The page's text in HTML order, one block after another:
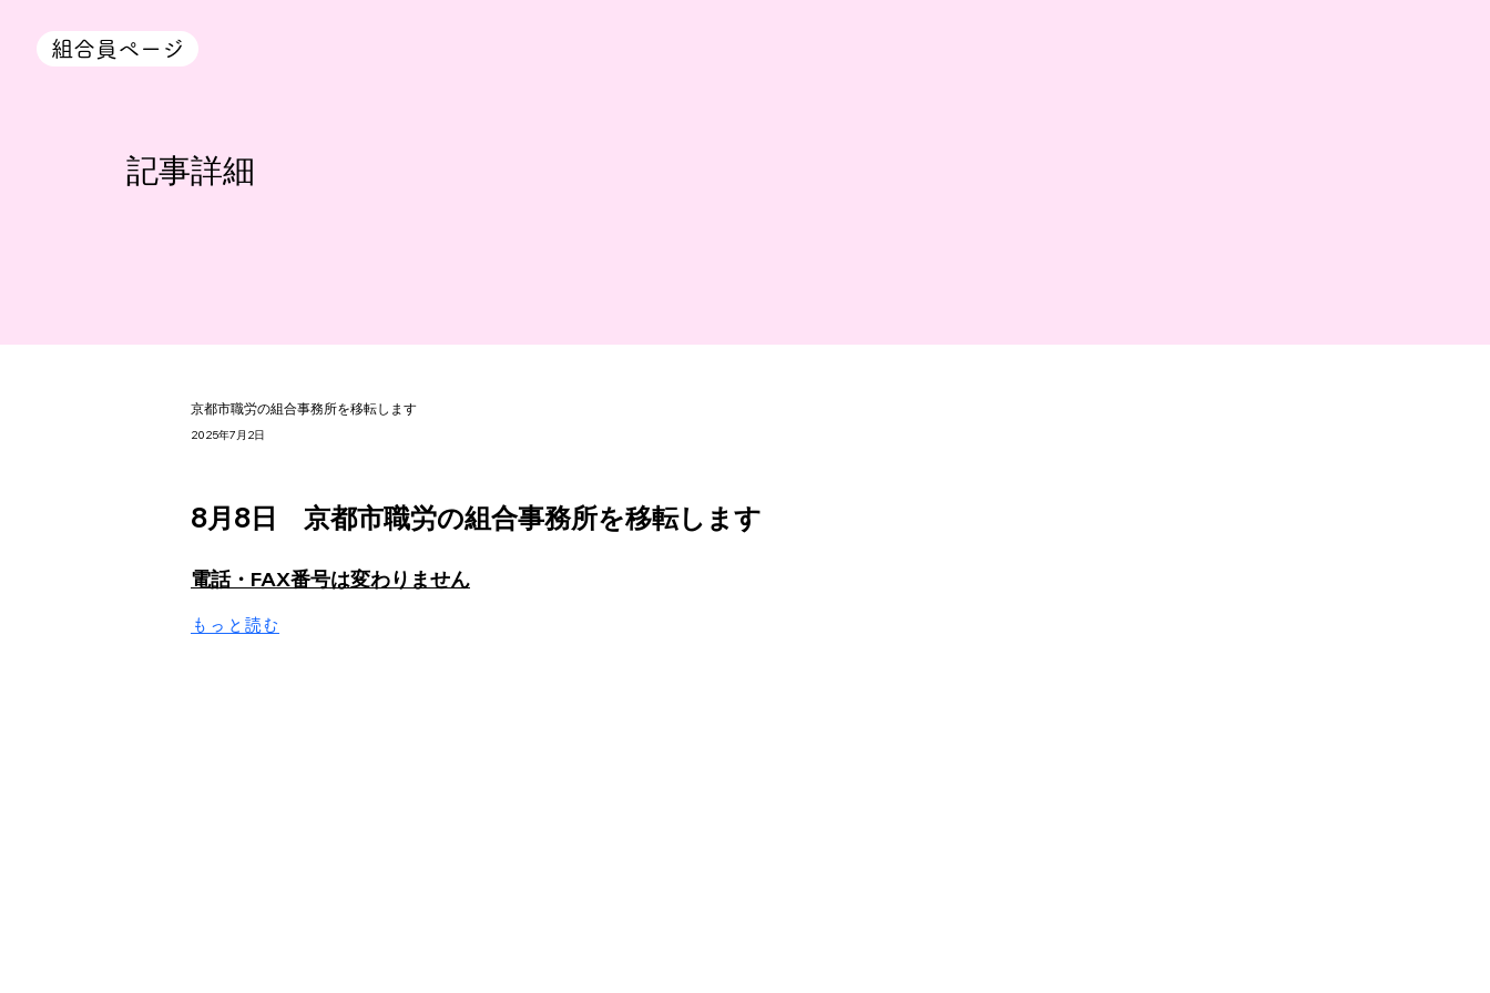
組合員ページ
​記事詳細
京都市職労の組合事務所を移転します
2025年7月2日
8月8日　京都市職労の組合事務所を移転します
電話・FAX番号は変わりません
もっと読む